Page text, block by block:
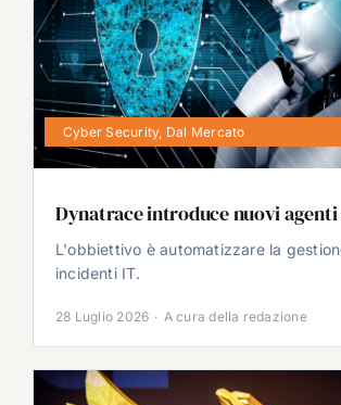
Cyber Security, Dal Mercato
Dynatrace introduce nuovi agenti
L'obbiettivo è automatizzare la
incidenti IT.
28 Luglio 2026 · A cura della redazione